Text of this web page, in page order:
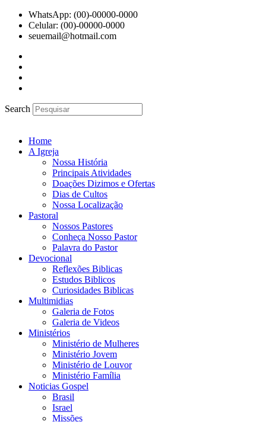
para
WhatsApp: (00)-00000-0000
Celular: (00)-00000-0000
seuemail@hotmail.com
Search
Home
A Igreja
Nossa História
Principais Atividades
Doações Dizimos e Ofertas
Dias de Cultos
Nossa Localização
Pastoral
Nossos Pastores
Conheça Nosso Pastor
Palavra do Pastor
Devocional
Reflexões Biblicas
Estudos Biblicos
Curiosidades Biblicas
Multimidias
Galeria de Fotos
Galeria de Videos
Ministérios
Ministério de Mulheres
Ministério Jovem
Ministério de Louvor
Ministério Família
Noticias Gospel
Brasil
Israel
Missões